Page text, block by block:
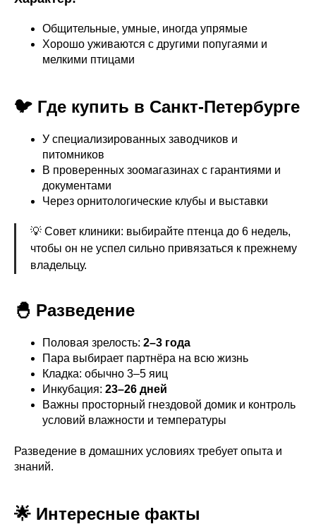
Общительные, умные, иногда упрямые
Хорошо уживаются с другими попугаями и
мелкими птицами
🐦 Где купить в Санкт-Петербурге
У специализированных заводчиков и
питомников
В проверенных зоомагазинах с гарантиями и
документами
Через орнитологические клубы и выставки
💡 Совет клиники: выбирайте птенца до 6 недель,
чтобы он не успел сильно привязаться к прежнему
владельцу.
🐣 Разведение
Половая зрелость: 2–3 года
Пара выбирает партнёра на всю жизнь
Кладка: обычно 3–5 яиц
Инкубация: 23–26 дней
Важны просторный гнездовой домик и контроль
условий влажности и температуры
Разведение в домашних условиях требует опыта и
знаний.
🌟 Интересные факты